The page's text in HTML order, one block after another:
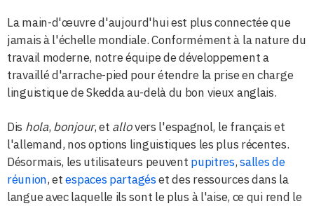
La main-d'œuvre d'aujourd'hui est plus connectée que
jamais à l'échelle mondiale. Conformément à la nature du
travail moderne, notre équipe de développement a
travaillé d'arrache-pied pour étendre la prise en charge
linguistique de Skedda au-delà du bon vieux anglais.
Dis hola, bonjour, et allovers l'espagnol, le français et
l'allemand, nos options linguistiques les plus récentes.
Désormais, les utilisateurs peuvent pupitres,salles de
réunion, etespaces partagéset des ressources dans la
langue avec laquelle ils sont le plus à l'aise, ce qui rend le